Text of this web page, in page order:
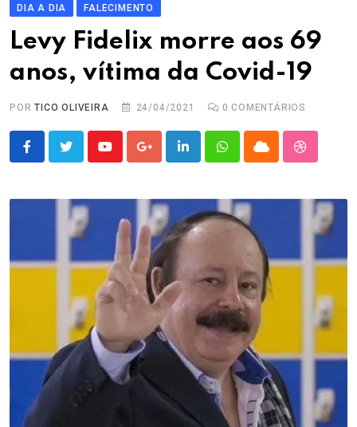
DIA A DIA FALECIMENTO
Levy Fidelix morre aos 69
anos, vítima da Covid-19
PORTICO OLIVEIRA 24/04/2021 0 COMENTÁRIOS
YoutubeGoogle+LinkedInWhatsappCloud